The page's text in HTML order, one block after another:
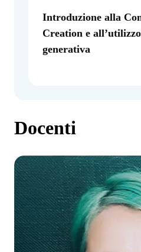
Introduzione alla
Creation e
generativa
Docenti